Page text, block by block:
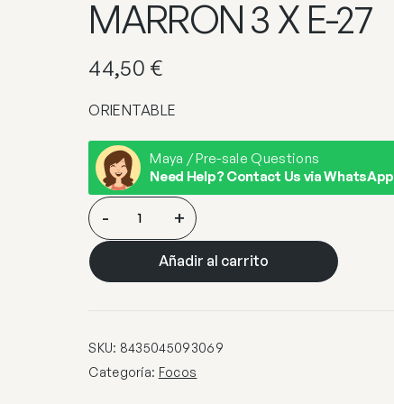
MARRON 3 X E-27
44,50 €
ORIENTABLE
Maya / Pre-sale Questions
Need Help? Contact Us via WhatsApp
REDONDO
3L
TENOR
MARRON
E-
27
- +
Añadir al carrito
SKU: 8435045093069
Categoría: Focos